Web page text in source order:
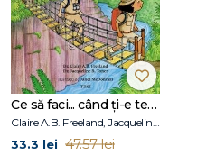
Ce să faci... când ți-e teamă de greșeli. Ghid pentru copiii care nu acceptă să fie imperfecți
33.3 lei 47.57 lei